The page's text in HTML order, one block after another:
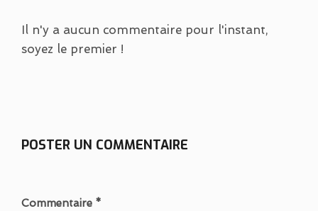
Il n'y a aucun commentaire pour l'instant,
soyez le premier !
POSTER UN COMMENTAIRE
Commentaire *